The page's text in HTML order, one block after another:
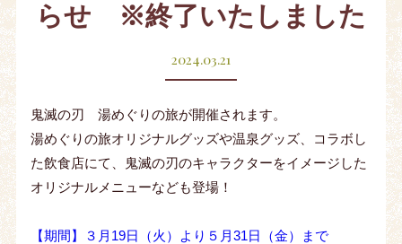
らせ ※終了いたしました
2024.03.21
鬼滅の刃 湯めぐりの旅が開催されます。
湯めぐりの旅オリジナルグッズや温泉グッズ、コラボし
た飲食店にて、鬼滅の刃のキャラクターをイメージした
オリジナルメニューなども登場！
【期間】３月19日（火）より５月31日（金）まで